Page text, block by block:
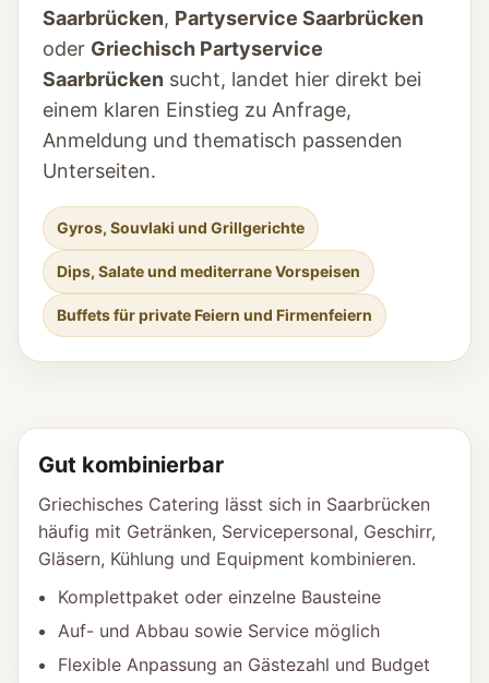
Saarbrücken, Partyservice Saarbrücken
oder Griechisch Partyservice
Saarbrücken sucht, landet hier direkt bei
einem klaren Einstieg zu Anfrage,
Anmeldung und thematisch passenden
Unterseiten.
Gyros, Souvlaki und Grillgerichte
Dips, Salate und mediterrane Vorspeisen
Buffets für private Feiern und Firmenfeiern
Gut kombinierbar
Griechisches Catering lässt sich in Saarbrücken
häufig mit Getränken, Servicepersonal, Geschirr,
Gläsern, Kühlung und Equipment kombinieren.
Komplettpaket oder einzelne Bausteine
Auf- und Abbau sowie Service möglich
Flexible Anpassung an Gästezahl und Budget